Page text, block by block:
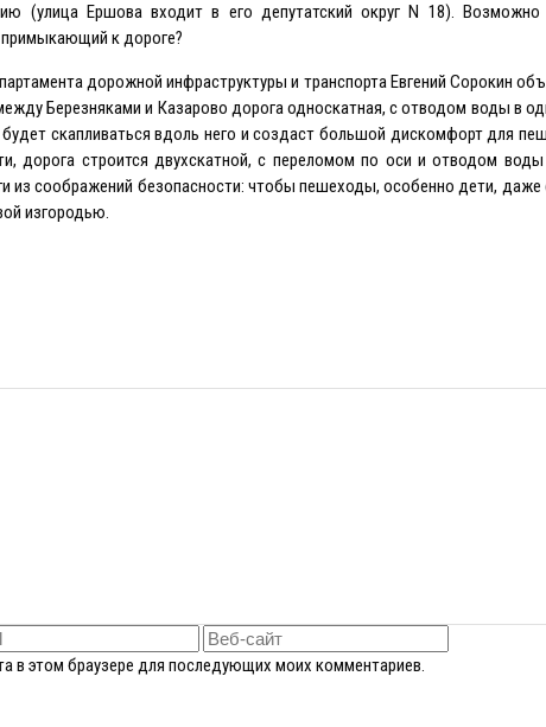
(улица Eршова входит в его депутатский округ N 18).
примыкающий к дороге?
дорожной инфраструктуры и транспорта Eвгений Сорокин
Березняками и Казарово дорога односкатная, с отводом воды в
скапливаться вдоль него и создаст большой дискомфорт для
дорога строится двухскатной, с переломом по оси и отводом
из соображений безопасности: чтобы пешеходы, особенно дети, даже
изгородью.
в этом браузере для последующих моих комментариев.